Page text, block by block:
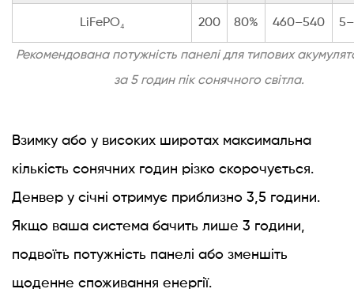
Рекомендована потужність панелі для типових
за 5 годин пік сонячного світла.
LiFePO₄ 200 80% 460–540
Взимку або у високих широтах максимальна
кількість сонячних годин різко скорочується.
Денвер у січні отримує приблизно 3,5 години.
Якщо ваша система бачить лише 3 години,
подвоїть потужність панелі або зменшіть
щоденне споживання енергії.